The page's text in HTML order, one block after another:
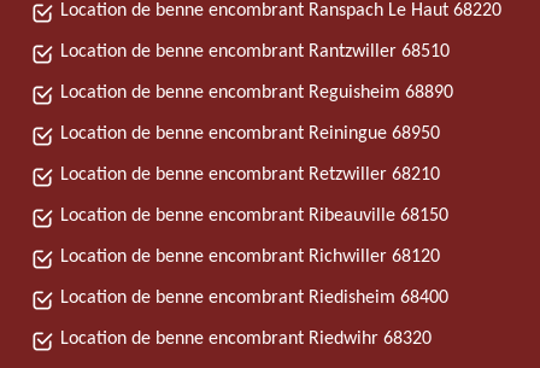
Location de benne encombrant Ranspach Le Haut 68220
Location de benne encombrant Rantzwiller 68510
Location de benne encombrant Reguisheim 68890
Location de benne encombrant Reiningue 68950
Location de benne encombrant Retzwiller 68210
Location de benne encombrant Ribeauville 68150
Location de benne encombrant Richwiller 68120
Location de benne encombrant Riedisheim 68400
Location de benne encombrant Riedwihr 68320